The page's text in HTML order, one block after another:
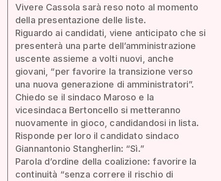
Vivere Cassola sarà reso noto al momento
della presentazione delle liste.
Riguardo ai candidati, viene anticipato che si
presenterà una parte dell’amministrazione
uscente assieme a volti nuovi, anche
giovani, “per favorire la transizione verso
una nuova generazione di amministratori”.
Chiedo se il sindaco Maroso e la
vicesindaca Bertoncello si metteranno
nuovamente in gioco, candidandosi in lista.
Risponde per loro il candidato sindaco
Giannantonio Stangherlin: “Sì.”
Parola d’ordine della coalizione: favorire la
continuità “senza correre il rischio di